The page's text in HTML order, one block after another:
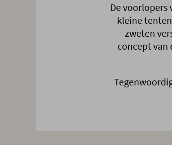
De
kleine
zweten
concept van